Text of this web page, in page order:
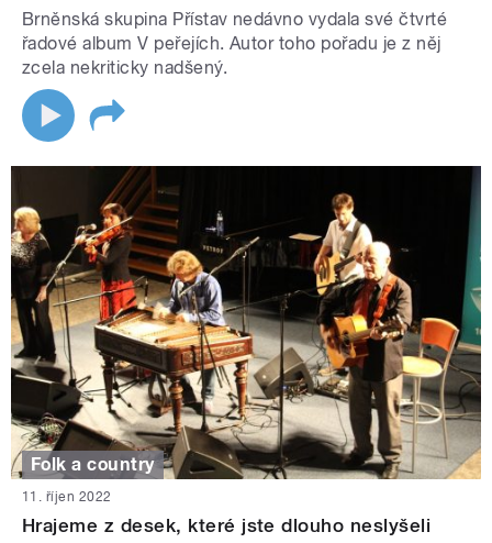
Brněnská skupina Přístav nedávno vydala své čtvrté
řadové album V peřejích. Autor toho pořadu je z něj
zcela nekriticky nadšený.
Folk a country
11. říjen 2022
Hrajeme z desek, které jste dlouho neslyšeli